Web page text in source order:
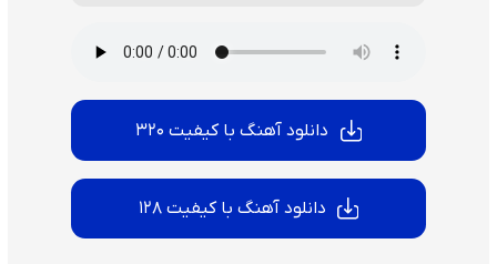
دانلود آهنگ با کیفیت 320
دانلود آهنگ با کیفیت 128